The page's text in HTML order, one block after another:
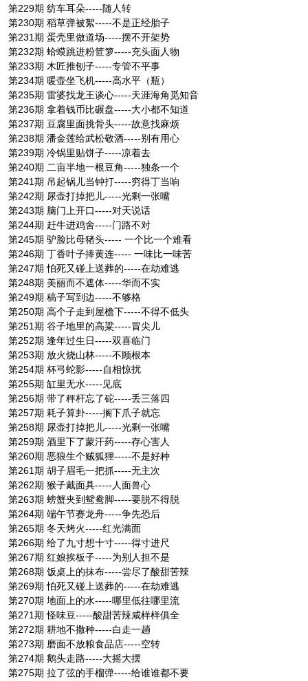
第229期 纺车耳朵-----随人转
第230期 稻草弹被絮-----不是正经胎子
第231期 蛋壳里做道场-----摆不开架势
第232期 蛤蟆跳进粉笸箩-----充头面人物
第233期 木匠推刨子-----专管不平事
第234期 暖壶坐飞机-----高水平（瓶）
第235期 雷婆找龙王谈心-----天涯海角觅知音
第236期 拿着钱币比碾盘-----大小都不知道
第237期 豆腐里面挑骨头-----故意找麻烦
第238期 潘金莲给武松敬酒-----别有用心
第239期 冷锅里贴饼子-----凉着去
第240期 二亩半地一根豆角-----独条一个
第241期 吊起锅儿当钟打-----穷得丁当响
第242期 尿壶打掉把儿-----光剩一张嘴
第243期 脑门上开口-----对天说话
第244期 赶牛进鸡舍-----门路不对
第245期 驴脸比母猪头----- 一个比一个难看
第246期 丁香叶子捧黄连----- 一味比一味苦
第247期 怕死又碰上送葬的-----在劫难逃
第248期 美丽而不遮体-----华而不实
第249期 稿子写到边-----不够格
第250期 高个子走到屋檐下-----不得不低头
第251期 谷子地里的高粱-----冒尖儿
第252期 逢年过生日-----双喜临门
第253期 放火烧山林-----不顾根本
第254期 杯弓蛇影-----自相惊扰
第255期 缸里无水-----见底
第256期 带了秤杆忘了砣-----丢三落四
第257期 耗子算卦-----搁下爪子就忘
第258期 尿壶打掉把儿-----光剩一张嘴
第259期 酒里下了蒙汗药-----存心害人
第260期 恶狼生个贼狐狸-----不是好种
第261期 胡子眉毛一把抓-----无主次
第262期 猴子戴面具-----人面兽心
第263期 螃蟹夹到鸳鸯脚-----要脱不得脱
第264期 端午节赛龙舟-----争先恐后
第265期 冬天烤火-----红光满面
第266期 给了九寸想十寸-----得寸进尺
第267期 红娘挨板子-----为别人担不是
第268期 饭桌上的抹布-----尝尽了酸甜苦辣
第269期 怕死又碰上送葬的-----在劫难逃
第270期 地面上的水-----哪里低往哪里流
第271期 怪味豆-----酸甜苦辣咸样样俱全
第272期 耕地不撒种-----白走一趟
第273期 磨面不放粮食品店-----空转
第274期 鹅头走路-----大摇大摆
第275期 拉了弦的手榴弹-----给谁谁都不要